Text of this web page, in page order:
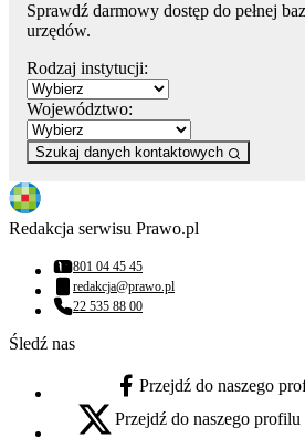
Sprawdź darmowy dostęp do pełnej
urzędów.
Rodzaj instytucji:
Województwo:
Szukaj danych kontaktowych
Redakcja serwisu Prawo.pl
Numer telefonu:
801 04 45 45
Adres email:
redakcja@prawo.pl
Numer telefonu:
22 535 88 00
Śledź nas
facebook - otwiera się w nowej
Przejdź do naszego
x - otwiera się w nowej karcie
Przejdź do naszego